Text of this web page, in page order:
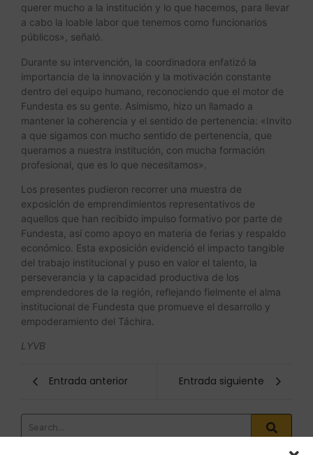
querer mucho a la institución y lo que hacemos, para llevar
a cabo la loable labor que tenemos como funcionarios
públicos», señaló.
Durante su intervención, la coordinadora enfatizó la
importancia de la innovación y la motivación constante
dentro del equipo humano, reconociendo que el motor de
Fundesta es su gente. Asimismo, hizo un llamado a
mantener la coherencia y el sentido de pertenencia: «Invito
a que sigamos con mucho sentido de pertenencia, que
queramos a nuestra institución, con mucha formación
profesional, que es lo que necesitamos».
Los presentes pudieron recorrer una muestra de
exposición de emprendimientos representativos de
aquellos que han recibido impulso formativo por parte de
Fundesta, así como apoyo en materia de ferias y respaldo
económico. Esta exposición evidenció el impacto tangible
del trabajo institucional y puso en valor el talento, la
perseverancia y la capacidad productiva de los
emprendedores de la región, reflejando fielmente el alma
institucional de Fundesta que promueve el desarrollo y
empoderamiento del Táchira.
LYVB
Entrada anterior Entrada siguiente